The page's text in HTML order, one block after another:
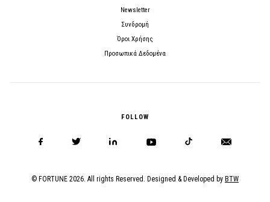
Newsletter
Συνδρομή
Όροι Χρήσης
Προσωπικά Δεδομένα
FOLLOW
© FORTUNE 2026. All rights Reserved. Designed & Developed by BTW